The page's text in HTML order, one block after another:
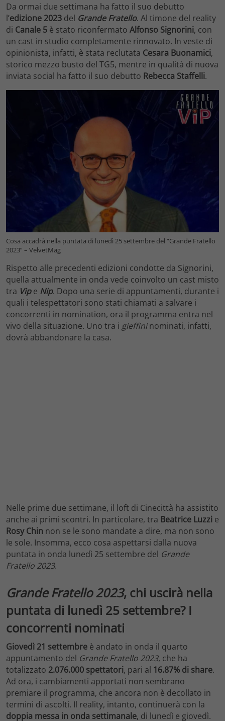
Da ormai due settimana ha fatto il suo debutto
l’edizione 2023 del Grande Fratello. Al timone del reality
di Canale 5 è stato riconfermato Alfonso Signorini, con
un cast in studio completamente rinnovato. In veste di
opinionista, infatti, è stata reclutata Cesara Buonamici,
storico mezzo busto del TG5, mentre in qualità di nuova
inviata social ha fatto il suo debutto Rebecca Staffelli.
Cosa accadrà nella puntata di lunedì 25 settembre del “Grande Fratello
2023” – VelvetMag
Rispetto alle precedenti edizioni condotte da Signorini,
quella attualmente in onda vede coinvolto un cast misto
tra Vipe Nip. Dopo una serie di appuntamenti, durante i
quali i telespettatori sono stati chiamati a salvare i
concorrenti in nomination, ora il programma entra nel
vivo della situazione. Uno tra i gieffininominati, infatti,
dovrà abbandonare la casa.
Nelle prime due settimane, il loft di Cinecittà ha assistito
anche ai primi scontri. In particolare, tra Beatrice Luzzi e
Rosy Chin non se le sono mandate a dire, ma non sono
le sole. Insomma, ecco cosa aspettarsi dalla nuova
puntata in onda lunedì 25 settembre del Grande
Fratello 2023.
Grande Fratello 2023, chi uscirà nella
puntata di lunedì 25 settembre? I
concorrenti nominati
Giovedì 21 settembre è andato in onda il quarto
appuntamento del Grande Fratello 2023, che ha
totalizzato 2.076.000 spettatori, pari al 16.87% di share.
Ad ora, i cambiamenti apportati non sembrano
premiare il programma, che ancora non è decollato in
termini di ascolti. Il reality, intanto, continuerà con la
doppia messa in onda settimanale, di lunedì e giovedì.